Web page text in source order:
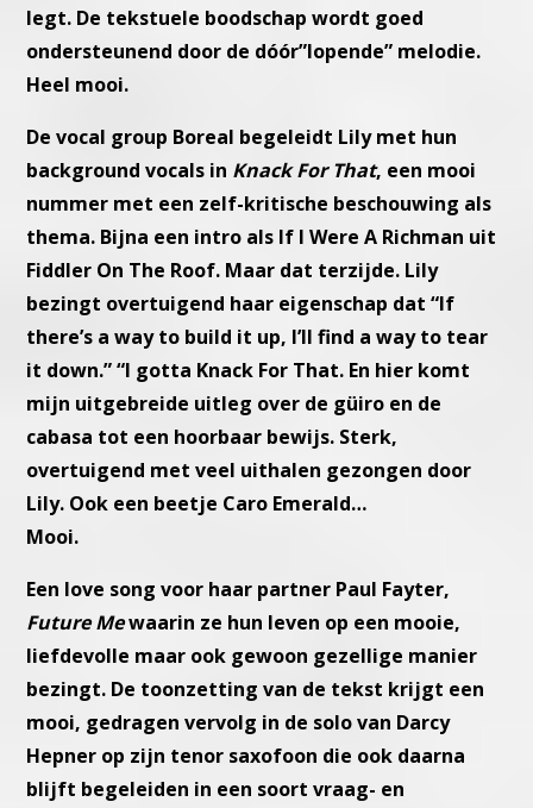
legt. De tekstuele boodschap wordt goed
ondersteunend door de dóór”lopende” melodie.
Heel mooi.
De vocal group Boreal begeleidt Lily met hun
background vocals in Knack For That, een mooi
nummer met een zelf-kritische beschouwing als
thema. Bijna een intro als If I Were A Richman uit
Fiddler On The Roof. Maar dat terzijde. Lily
bezingt overtuigend haar eigenschap dat “If
there’s a way to build it up, I’ll find a way to tear
it down.”“I gotta Knack For That. En hier komt
mijn uitgebreide uitleg over de güiro en de
cabasa tot een hoorbaar bewijs. Sterk,
overtuigend met veel uithalen gezongen door
Lily. Ook een beetje Caro Emerald…
Mooi.
Een love song voor haar partner Paul Fayter,
Future Mewaarin ze hun leven op een mooie,
liefdevolle maar ook gewoon gezellige manier
bezingt. De toonzetting van de tekst krijgt een
mooi, gedragen vervolg in de solo van Darcy
Hepner op zijn tenor saxofoon die ook daarna
blijft begeleiden in een soort vraag- en